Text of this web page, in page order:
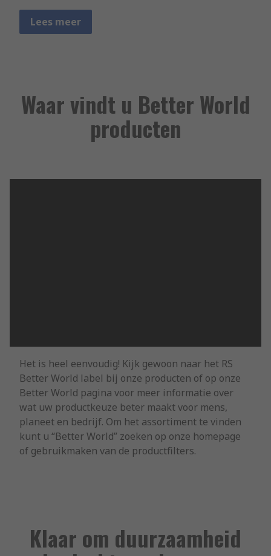
Lees meer
Waar vindt u Better World
producten
Het is heel eenvoudig! Kijk gewoon naar het RS
Better World label bij onze producten of op onze
Better World pagina voor meer informatie over
wat uw productkeuze beter maakt voor mens,
planeet en bedrijf. Om het assortiment te vinden
kunt u “Better World” zoeken op onze homepage
of gebruikmaken van de productfilters.
Klaar om duurzaamheid